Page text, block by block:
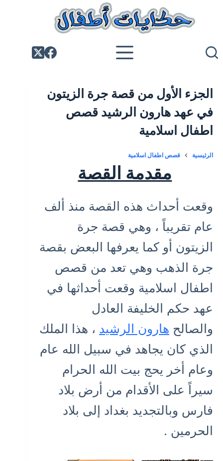
المحتوى
الجزء الأول من قصة جرة الزيتون
في عهد هارون الرشيد قصص
اطفال اسلامية
الرئيسية قصص اطفال اسلامية
مقدمة القصة
وقعت أحداث هذه القصة منذ ألف
عام تقريباً ، وهي قصة جرة
الزيتون أو كما يعرفها البعض بقصة
جرة الذهب وهي تعد من قصص
اطفال اسلامية وقعت أحداثها في
عهد حكم الخليفة العادل
والصالح هارون الرشيد ، هذا الملك
الذي كان يجاهد في سبيل الله عام
وعام أخر يحج بيت الله الحرام
سيراً على الأقدام من أرض بلاد
فارس وبالتجديد بغداد إلى بلاد
الحرمين .